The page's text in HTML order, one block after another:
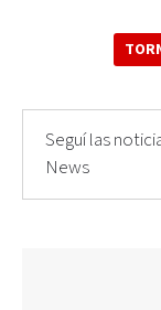
Seguí las
News